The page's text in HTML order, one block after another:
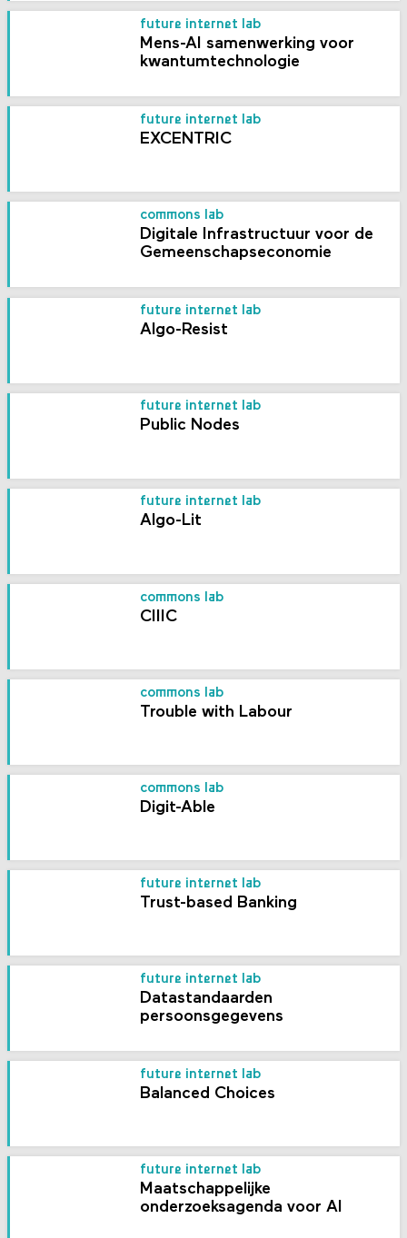
future internet lab
Mens-AI samenwerking voor
kwantumtechnologie
future internet lab
EXCENTRIC
commons lab
Digitale Infrastructuur voor de
Gemeenschapseconomie
future internet lab
Algo-Resist
future internet lab
Public Nodes
future internet lab
Algo-Lit
commons lab
CIIIC
commons lab
Trouble with Labour
commons lab
Digit-Able
future internet lab
Trust-based Banking
future internet lab
Datastandaarden
persoonsgegevens
future internet lab
Balanced Choices
future internet lab
Maatschappelijke
onderzoeksagenda voor AI